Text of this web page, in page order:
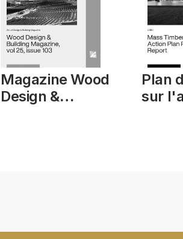
Magazine Wood
Design &
Plan
sur